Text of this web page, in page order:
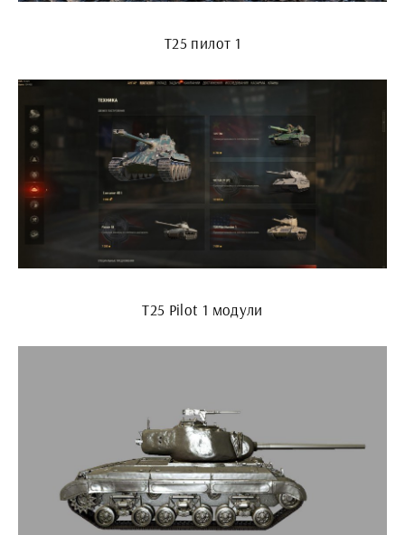
Т25 пилот 1
Т25 Pilot 1 модули